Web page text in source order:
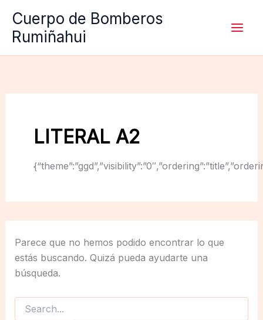
contenido
Cuerpo de Bomberos
Rumiñahui
LITERAL A2
Parece que no hemos podido encontrar lo que
estás buscando. Quizá pueda ayudarte una
búsqueda.
Buscar
por: